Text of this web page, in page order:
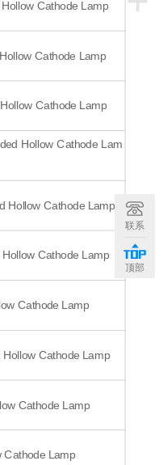
Cathode Lamp
Cathode Lamp
Cathode Lamp
Hollow Cathode Lam
Hollow Cathode Lamp
Cathode Lamp
Cathode Lamp
Cathode Lamp
Cathode Lamp
Cathode Lamp
联系
顶部